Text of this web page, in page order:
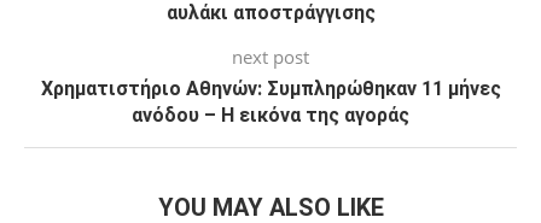
αυλάκι αποστράγγισης
next post
Χρηματιστήριο Αθηνών: Συμπληρώθηκαν 11 μήνες
ανόδου – Η εικόνα της αγοράς
YOU MAY ALSO LIKE